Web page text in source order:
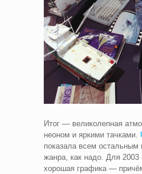
Итог — великолепная
неоном и яркими тачками.
показала всем остальным
жанра, как надо. Для 2003
хорошая графика —